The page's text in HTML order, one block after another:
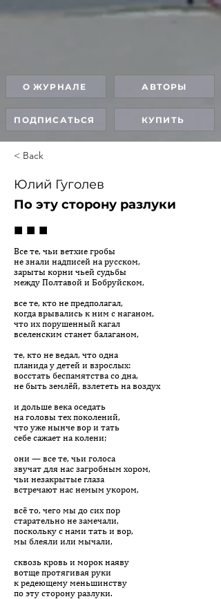
О ЖУРНАЛЕ АВТОРЫ
ПОДПИСАТЬСЯ КУПИТЬ
Юлий Гуголев
По эту сторону разлуки
■ ■ ■
Все те, чьи ветхие гробы
не знали надписей на русском,
зарыты корни чьей судьбы
между Полтавой и Бобруйском,
все те, кто не предполагал,
когда врывались к ним с наганом,
что их порушенный кагал
вселенским станет балаганом,
те, кто не ведал, что одна
планида у детей и взрослых:
восстать беспамятства со дна,
не быть землёй, взлететь на воздух
и дольше века оседать
на головы тех поколений,
что уже нынче вор и тать
себе сажает на колени;
они — все те, чьи голоса
звучат для нас загробным хором,
чьи незакрытые глаза
встречают нас немым укором,
всё то, чего мы до сих пор
старательно не замечали,
поскольку с нами тать и вор,
мы блеяли или мычали,
сквозь кровь и морок наяву
вотще протягивая руки
к редеющему меньшинству
по эту сторону разлуки.
< Back